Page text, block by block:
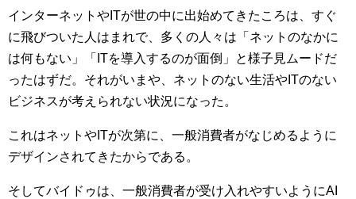
インターネットやITが世の中に出始めてきたころは、すぐ
に飛びついた人はまれで、多くの人々は「ネットのなかに
は何もない」「ITを導入するのが面倒」と様子見ムードだ
ったはずだ。それがいまや、ネットのない生活やITのない
ビジネスが考えられない状況になった。
これはネットやITが次第に、一般消費者がなじめるように
デザインされてきたからである。
そしてバイドゥは、一般消費者が受け入れやすいようにAI